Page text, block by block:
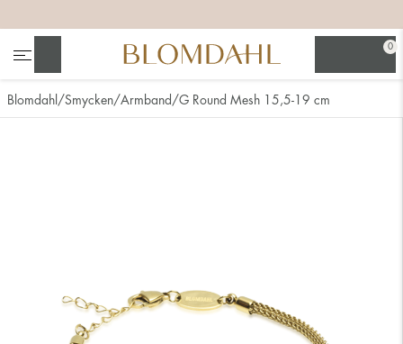
0
Blomdahl Smycken Armband G Round Mesh 15,5-19 cm